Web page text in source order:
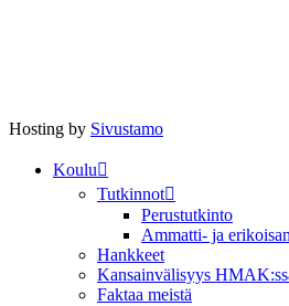
Hosting by Sivustamo
Koulu
Tutkinnot
Perustutkinto
Ammatti- ja
Hankkeet
Kansainvälisyys
Faktaa meistä